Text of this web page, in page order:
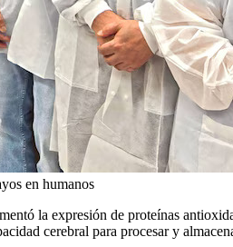
en humanos
la expresión de proteínas
cerebral para procesar y